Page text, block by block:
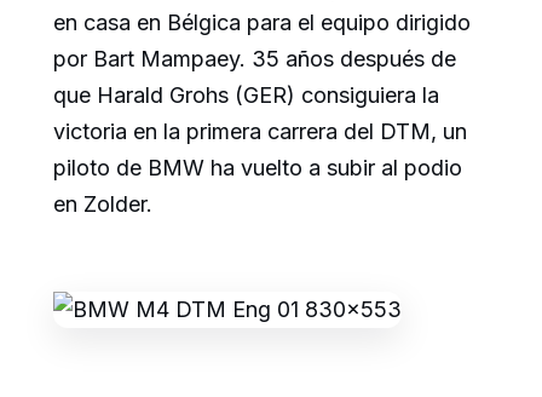
en casa en Bélgica para el equipo dirigido
por Bart Mampaey. 35 años después de
que Harald Grohs (GER) consiguiera la
victoria en la primera carrera del DTM, un
piloto de BMW ha vuelto a subir al podio
en Zolder.